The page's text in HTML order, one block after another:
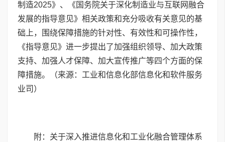
制造2025》、《国务院关于深化制造业与互联网融合
发展的指导意见》相关政策和充分吸收有关意见的基
础上，围绕保障措施的针对性、有效性和可操作性，
《指导意见》进一步提出了加强组织领导、加大政策
支持、加强人才保障、加大宣传推广等四个方面的保
障措施。（来源：工业和信息化部信息化和软件服务
业司）
附：关于深入推进信息化和工业化融合管理体系